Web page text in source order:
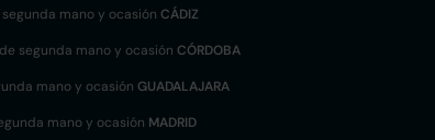
mano y ocasión CÁDIZ
segunda mano y ocasión CÓRDOBA
mano y ocasión GUADALAJARA
mano y ocasión MADRID